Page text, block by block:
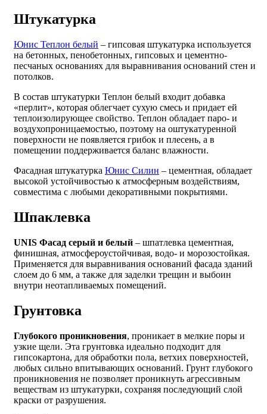
Штукатурка
Юнис Теплон белый – гипсовая штукатурка используется
на бетонных, пенобетонных, гипсовых и цементно-
песчаных основаниях для выравнивания оснований стен и
потолков.
В состав штукатурки Теплон белый входит добавка
«перлит», которая облегчает сухую смесь и придает ей
теплоизолирующее свойство. Теплон обладает паро- и
воздухопроницаемостью, поэтому на оштукатуренной
поверхности не появляется грибок и плесень, а в
помещении поддерживается баланс влажности.
Фасадная штукатурка Юнис Силин – цементная, обладает
высокой устойчивостью к атмосферным воздействиям,
совместима с любыми декоративными покрытиями.
Шпаклевка
UNIS Фасад серый и белый – шпатлевка цементная,
финишная, атмосфероустойчивая, водо- и морозостойкая.
Применяется для выравнивания оснований фасада зданий
слоем до 6 мм, а также для заделки трещин и выбоин
внутри неотапливаемых помещений.
Грунтовка
Глубокого проникновения, проникает в мелкие поры и
узкие щели. Эта грунтовка идеально подходит для
гипсокартона, для обработки пола, ветхих поверхностей,
любых сильно впитывающих оснований. Грунт глубокого
проникновения не позволяет проникнуть агрессивным
веществам из штукатурки, сохраняя последующий слой
краски от разрушения.